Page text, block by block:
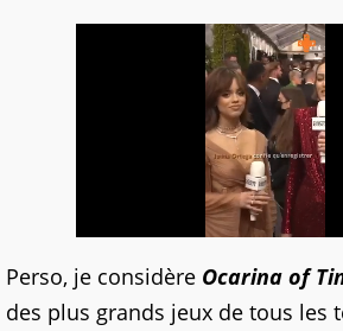
Perso, je considère Ocarina of
des plus grands jeux de tous les